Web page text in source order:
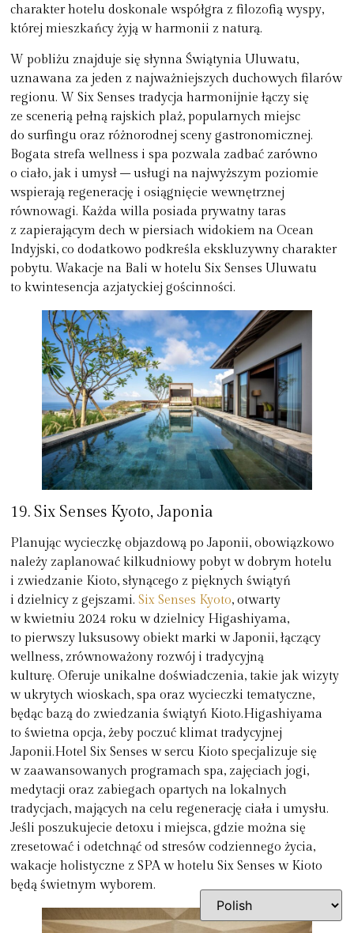
charakter hotelu doskonale współgra z filozofią wyspy,
której mieszkańcy żyją w harmonii z naturą.
W pobliżu znajduje się słynna Świątynia Uluwatu,
uznawana za jeden z najważniejszych duchowych filarów
regionu. W Six Senses tradycja harmonijnie łączy się
ze scenerią pełną rajskich plaż, popularnych miejsc
do surfingu oraz różnorodnej sceny gastronomicznej.
Bogata strefa wellness i spa pozwala zadbać zarówno
o ciało, jak i umysł – usługi na najwyższym poziomie
wspierają regenerację i osiągnięcie wewnętrznej
równowagi. Każda willa posiada prywatny taras
z zapierającym dech w piersiach widokiem na Ocean
Indyjski, co dodatkowo podkreśla ekskluzywny charakter
pobytu. Wakacje na Bali w hotelu Six Senses Uluwatu
to kwintesencja azjatyckiej gościnności.
19. Six Senses Kyoto, Japonia
Planując wycieczkę objazdową po Japonii, obowiązkowo
należy zaplanować kilkudniowy pobyt w dobrym hotelu
i zwiedzanie Kioto, słynącego z pięknych świątyń
i dzielnicy z gejszami.Six Senses Kyoto, otwarty
w kwietniu 2024 roku w dzielnicy Higashiyama,
to pierwszy luksusowy obiekt marki w Japonii, łączący
wellness, zrównoważony rozwój i tradycyjną
kulturę. Oferuje unikalne doświadczenia, takie jak wizyty
w ukrytych wioskach, spa oraz wycieczki tematyczne,
będąc bazą do zwiedzania świątyń Kioto.Higashiyama
to świetna opcja, żeby poczuć klimat tradycyjnej
Japonii.Hotel Six Senses w sercu Kioto specjalizuje się
w zaawansowanych programach spa, zajęciach jogi,
medytacji oraz zabiegach opartych na lokalnych
tradycjach, mających na celu regenerację ciała i umysłu.
Jeśli poszukujecie detoxu i miejsca, gdzie można się
zresetować i odetchnąć od stresów codziennego życia,
wakacje holistyczne z SPA w hotelu Six Senses w Kioto
będą świetnym wyborem.